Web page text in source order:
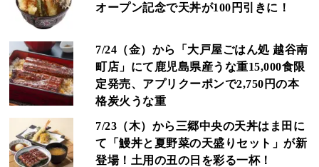
オープン記念で天丼が100円引きに！
7/24（金）から「大戸屋ごはん処 越谷南
町店」にて鹿児島県産うな重15,000食限
定発売、アプリクーポンで2,750円の本
格炭火うな重
7/23（木）から三郷中央の天丼はま田に
て「鰻丼と夏野菜の天盛りセット」が新
登場！土用の丑の日を彩る一杯！